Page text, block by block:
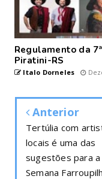
Regulamento da
Piratini-RS
Italo Dorneles
Anterior
Tertúlia com
locais é uma das
sugestões para a
Semana